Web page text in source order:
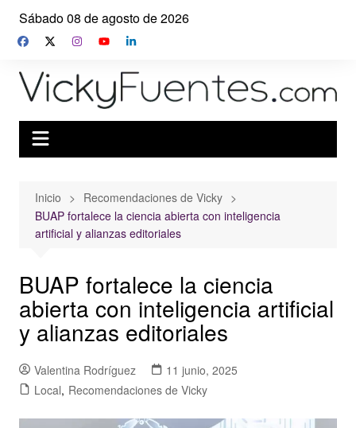
Saltar
contenido
Sábado 08 de agosto de 2026
Inicio
Recomendaciones de Vicky
BUAP fortalece la ciencia abierta con inteligencia
artificial y alianzas editoriales
BUAP fortalece la ciencia
abierta con inteligencia artificial
y alianzas editoriales
Valentina Rodríguez
11 junio, 2025
Local, Recomendaciones de Vicky